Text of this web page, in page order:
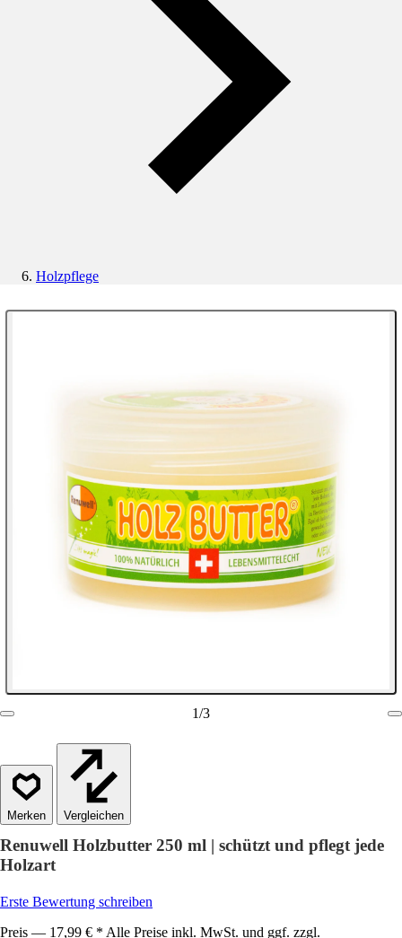
Holzpflege
1/3
Vergleichen
Renuwell Holzbutter 250 ml | schützt und pflegt jede
Holzart
Erste Bewertung schreiben
Preis — 17,99 € * Alle Preise inkl. MwSt. und ggf. zzgl.